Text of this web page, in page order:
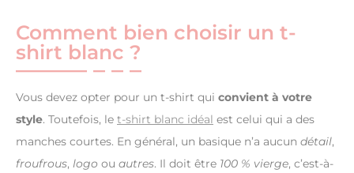
Comment bien choisir un t-
shirt blanc ?
Vous devez opter pour un t-shirt qui convient à votre
style. Toutefois, le t-shirt blanc idéal est celui qui a des
manches courtes. En général, un basique n’a aucun détail,
froufrous, logo ou autres. Il doit être 100 % vierge, c’est-à-